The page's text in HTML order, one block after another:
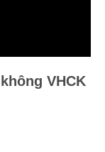
VHCK